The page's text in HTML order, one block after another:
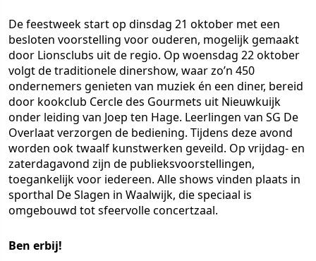
De feestweek start op dinsdag 21 oktober met een
besloten voorstelling voor ouderen, mogelijk gemaakt
door Lionsclubs uit de regio. Op woensdag 22 oktober
volgt de traditionele dinershow, waar zo’n 450
ondernemers genieten van muziek én een diner, bereid
door kookclub Cercle des Gourmets uit Nieuwkuijk
onder leiding van Joep ten Hage. Leerlingen van SG De
Overlaat verzorgen de bediening. Tijdens deze avond
worden ook twaalf kunstwerken geveild. Op vrijdag- en
zaterdagavond zijn de publieksvoorstellingen,
toegankelijk voor iedereen. Alle shows vinden plaats in
sporthal De Slagen in Waalwijk, die speciaal is
omgebouwd tot sfeervolle concertzaal.
Ben erbij!